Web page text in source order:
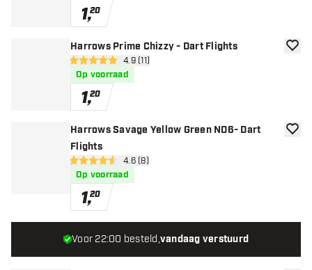
1,20
Harrows Prime Chizzy - Dart Flights
open reviews drawer
4.9 score sterren4.9 (11)
Op voorraad
1,20
Harrows Savage Yellow Green NO6- Dart
Flights
open reviews drawer
4.6 score sterren4.6 (8)
Op voorraad
1,20
Voor 22:00 besteld,vandaag verstuurd